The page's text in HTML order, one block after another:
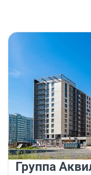
Группа